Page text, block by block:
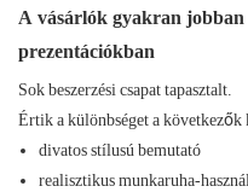
A vásárlók gyakran
prezentációkban
Sok beszerzési csapat tapasztalt.
Értik a különbséget a következők
divatos stílusú bemutató
realisztikus munkaruha-